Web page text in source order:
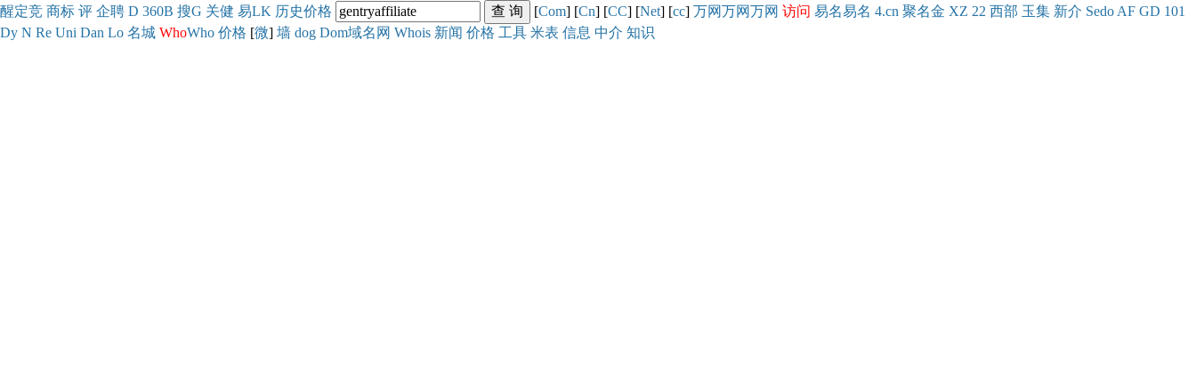
醒定竞 商标 评 企聘 D 360B 搜G 关健 易LK 历史价格 [Com] [Cn] [CC] [Net] [cc] 万网万网万网 访问 易名易名 4.cn 聚名金 XZ 22 西部 玉集 新介 Sedo AF GD 101
Dy N Re Uni Dan Lo 名城 WhoWho 价格 [微] 墙 dog Dom域名网 Whois 新闻 价格 工具 米表 信息 中介 知识